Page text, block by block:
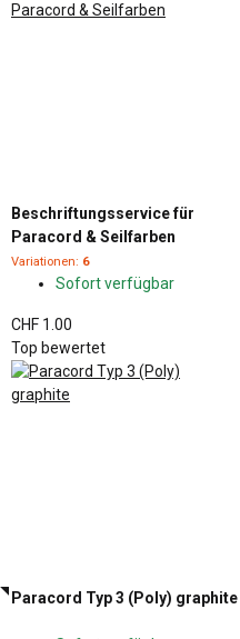
Beschriftungsservice für
Paracord & Seilfarben
Variationen: 6
Sofort verfügbar
CHF 1.00
Top bewertet
Paracord Typ 3 (Poly) graphite